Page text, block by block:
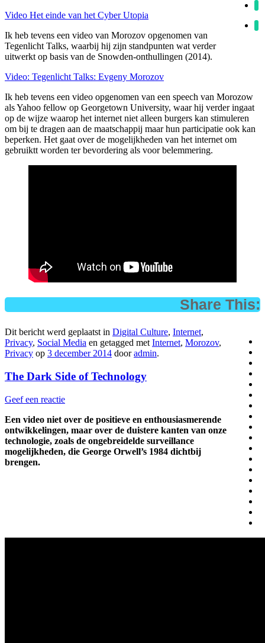
Video Het einde van het Cyber Utopia
Ik heb tevens een video van Morozov opgenomen van
Tegenlicht Talks, waarbij hij zijn standpunten wat verder
uitwerkt op basis van de Snowden-onthullingen (2014).
Video: Tegenlicht Talks: Evgeny Morozov
Ik heb tevens een video opgenomen van een speech van Morozow
als Yahoo fellow op Georgetown University, waar hij verder ingaat
op de wijze waarop het internet niet alleen burgers kan stimuleren
om bij te dragen aan de maatschappij maar hun participatie ook kan
beperken. Het gaat over de mogelijkheden van het internet om
gebruiktt worden ter bevordering als voor belemmering.
Share This:
Dit bericht werd geplaatst in Digital Culture, Internet,
Privacy, Social Media en getagged met Internet, Morozov,
Privacy op 3 december 2014 dooradmin.
The Dark Side of Technology
Geef een reactie
Een video niet over de positieve en enthousiasmerende
ontwikkelingen, maar over de duistere kanten van onze
technologie, zoals de ongebreidelde surveillance
mogelijkheden, die George Orwell’s 1984 dichtbij
brengen.